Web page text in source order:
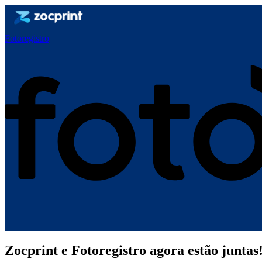
Fotoregistro
Zocprint e Fotoregistro agora estão